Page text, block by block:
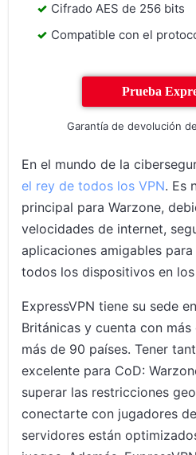
Cifrado AES de 256 bits
Compatible con el
Prueba
Garantía de devolución
En el mundo de la
el rey de todos los VPN. Es
principal para Warzone,
velocidades de internet,
aplicaciones amigables
todos los dispositivos en los
ExpressVPN tiene su sede
Británicas y cuenta con
más de 90 países. Tener
excelente para CoD:
superar las restricciones
conectarte con jugadores
servidores están